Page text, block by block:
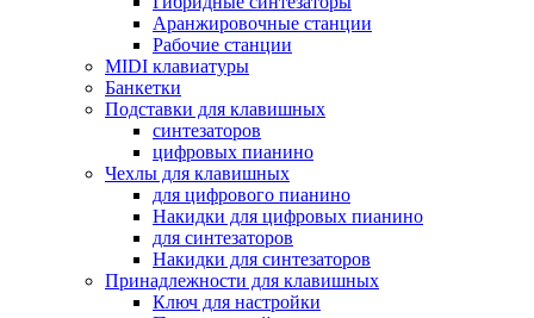
Аранжировочные станции
Рабочие станции
MIDI клавиатуры
Банкетки
Подставки для клавишных
синтезаторов
цифровых пианино
Чехлы для клавишных
для цифрового пианино
Накидки для цифровых пианино
для синтезаторов
Накидки для синтезаторов
Принадлежности для клавишных
Ключ для настройки